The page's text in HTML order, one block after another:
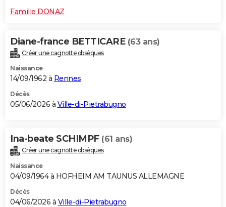
Famille DONAZ
Diane-france BETTICARE (63 ans)
Créer une cagnotte obsèques
Naissance
14/09/1962 à Rennes
Décès
05/06/2026 à Ville-di-Pietrabugno
Ina-beate SCHIMPF (61 ans)
Créer une cagnotte obsèques
Naissance
04/09/1964 à HOFHEIM AM TAUNUS ALLEMAGNE
Décès
04/06/2026 à Ville-di-Pietrabugno